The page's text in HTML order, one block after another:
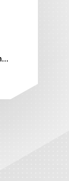
gabriella.astrom@dalarnasciencepark.se